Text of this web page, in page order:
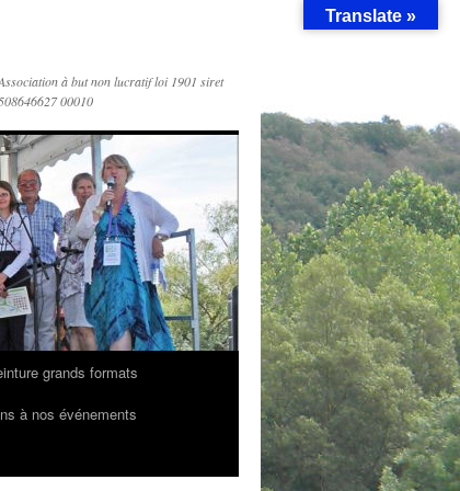
à but non lucratif loi 1901 siret
508646627 00010
grands formats
à nos événements
Translate »